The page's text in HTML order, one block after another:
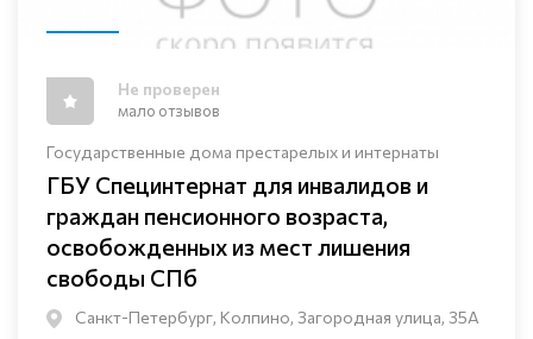
Государственные дома престарелых и интернаты
ГБУ Специнтернат для инвалидов и
граждан пенсионного возраста,
освобожденных из мест лишения
свободы СПб
Санкт-Петербург, Колпино, Загородная улица, 35А
Не проверен
мало отзывов